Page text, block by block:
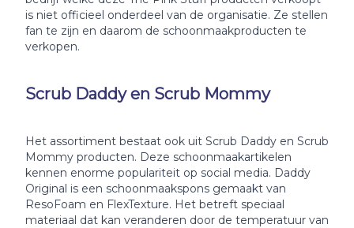
is niet officieel onderdeel van de organisatie. Ze stellen
fan te zijn en daarom de schoonmaakproducten te
verkopen.
Scrub Daddy en Scrub Mommy
Het assortiment bestaat ook uit Scrub Daddy en Scrub
Mommy producten. Deze schoonmaakartikelen
kennen enorme populariteit op social media. Daddy
Original is een schoonmaakspons gemaakt van
ResoFoam en FlexTexture. Het betreft speciaal
materiaal dat kan veranderen door de temperatuur van